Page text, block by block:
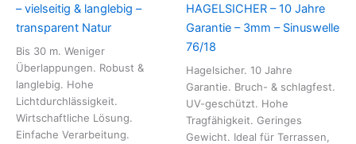
– vielseitig & langlebig –
transparent Natur
Bis 30 m. Weniger
Überlappungen. Robust &
langlebig. Hohe
Lichtdurchlässigkeit.
Wirtschaftliche Lösung.
Einfache Verarbeitung.
HAGELSICHER – 10 Jahre
Garantie – 3mm – Sinuswelle
76/18
Hagelsicher. 10 Jahre
Garantie. Bruch- & schlagfest.
UV-geschützt. Hohe
Tragfähigkeit. Geringes
Gewicht. Ideal für Terrassen,